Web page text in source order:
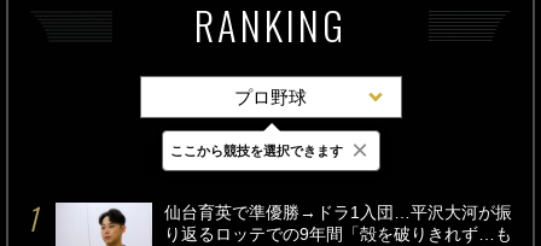
RANKING
プロ野球
最新 24時間 週間
仙台育英で準優勝→ドラ1入団…平沢大河が振
り返るロッテでの9年間「殻を破りきれず…も
ここから競技を選択できます ×